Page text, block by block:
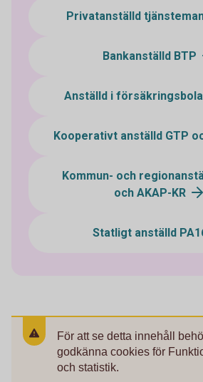
Privatanställd
Bankanställd BTP
Anställd i
Kooperativt anställd GTP
Kommun- och
och AKAP-KR
Statligt anställd
För att se detta innehåll
godkänna cookies för
och statistik.